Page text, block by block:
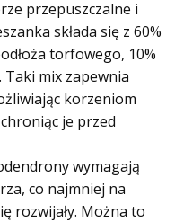
przepuszczalne i
składa się z 60%
torfowego, 10%
mix zapewnia
korzeniom
je przed
wymagają
co najmniej na
rozwijały. Można to